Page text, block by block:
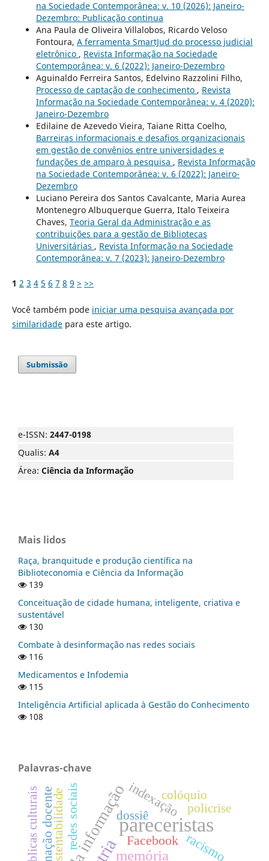
na Sociedade Contemporânea: v. 10 (2026): Janeiro-
Dezembro: Publicação continua
Ana Paula de Oliveira Villalobos, Ricardo Veloso
Fontoura, A ferramenta SmartJud do processo judicial
eletrônico , Revista Informação na Sociedade
Contemporânea: v. 6 (2022): Janeiro-Dezembro
Aguinaldo Ferreira Santos, Edelvino Razzolini Filho,
Processo de captação de conhecimento , Revista
Informação na Sociedade Contemporânea: v. 4 (2020):
Janeiro-Dezembro
Edilaine de Azevedo Vieira, Taiane Ritta Coelho,
Barreiras informacionais e desafios organizacionais
em gestão de convênios entre universidades e
fundações de amparo à pesquisa , Revista Informação
na Sociedade Contemporânea: v. 6 (2022): Janeiro-
Dezembro
Luciano Pereira dos Santos Cavalcante, Maria Aurea
Montenegro Albuquerque Guerra, Italo Teixeira
Chaves, Teoria Geral da Administração e as
contribuições para a gestão de Bibliotecas
Universitárias , Revista Informação na Sociedade
Contemporânea: v. 7 (2023): Janeiro-Dezembro
1 2 3 4 5 6 7 8 9 > >>
Você também pode iniciar uma pesquisa avançada por
similaridadepara este artigo.
Submissão
e-ISSN: 2447-0198
Qualis: A4
Área: Ciência da Informação
Mais lidos
Raça, branquitude e produção científica na
Biblioteconomia e Ciência da Informação
139
Conceituação de cidade humana, inteligente, criativa e
sustentável
130
Combate à desinformação nas redes sociais
116
Medicamentos e Infodemia
115
Inteligência Artificial aplicada à Gestão do Conhecimento
108
Palavras-chave
pareceristas
memória
Facebook racismo
formação docentesustentabilidaderedes sociais indexação
dossiê
policrise
colóquio